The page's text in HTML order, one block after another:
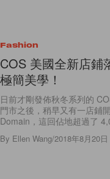
Fashion
COS 美國全新店鋪
極簡美學！
日前才剛發佈秋冬系列的
門市之後，稍早又有一店鋪
Domain，這回佔地超過了
By Ellen Wang/2018年8月20日